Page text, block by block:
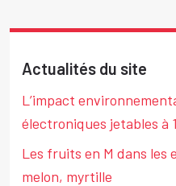
Actualités du site
L’impact
électroniques jetables à
Les fruits en M dans les
melon, myrtille